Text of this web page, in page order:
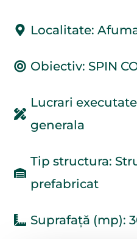
Localitate:
Obiectiv: SPIN
Lucrari
generala
Tip structura:
prefabricat
Suprafață (mp):